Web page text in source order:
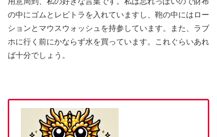
の中にゴムとレビトラを入れていますし、鞄の中にはロー
ションとマウスウォッシュを持参しています。また、ラブ
ホに行く前にかならず水を買っています。これぐらいあれ
ば十分でしょう。